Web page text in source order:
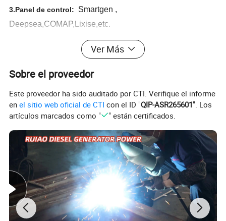
3.Panel de control:
Smartgen ,
Deepsea,COMAP,Lixise,etc.
Aisikai,Yongxun u otra Marca según sus
necesidades.
Motor Alternador Panel de control
Weifang Ricardo
Weichai
Yuchai
Deutz
Ver Más
Sobre el proveedor
Este proveedor ha sido auditado por CTI. Verifique el informe
enel sitio web oficial de CTI con el ID "QIP-ASR265601". Los
artículos marcados como "
" están certificados.